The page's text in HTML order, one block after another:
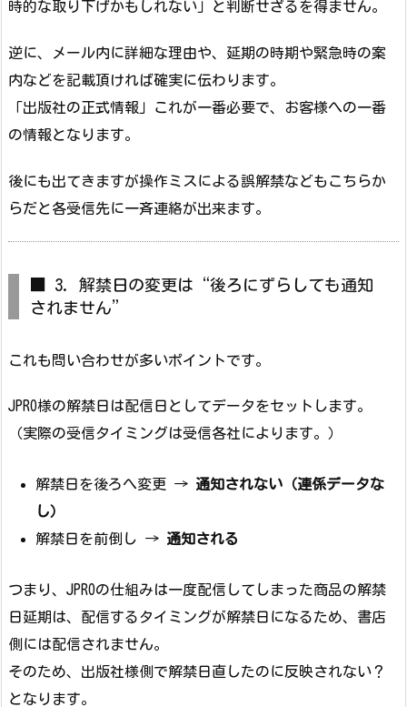
時的な取り下げかもしれない」と判断せざるを得ません。
逆に、メール内に詳細な理由や、延期の時期や緊急時の案
内などを記載頂ければ確実に伝わります。
「出版社の正式情報」これが一番必要で、お客様への一番
の情報となります。
後にも出てきますが操作ミスによる誤解禁などもこちらか
らだと各受信先に一斉連絡が出来ます。
■ 3. 解禁日の変更は“後ろにずらしても通知
されません”
これも問い合わせが多いポイントです。
JPRO様の解禁日は配信日としてデータをセットします。
（実際の受信タイミングは受信各社によります。）
解禁日を後ろへ変更 → 通知されない（連係データな
し）
解禁日を前倒し → 通知される
つまり、JPROの仕組みは一度配信してしまった商品の解禁
日延期は、配信するタイミングが解禁日になるため、書店
側には配信されません。
そのため、出版社様側で解禁日直したのに反映されない？
となります。